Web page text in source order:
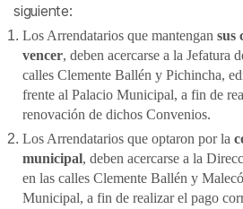
siguiente:
Los Arrendatarios que mantengan sus
vencer, deben acercarse a la Jefatura
calles Clemente Ballén y Pichincha,
frente al Palacio Municipal, a fin de
renovación de dichos Convenios.
Los Arrendatarios que optaron por la
municipal, deben acercarse a la
en las calles Clemente Ballén y
Municipal, a fin de realizar el pago